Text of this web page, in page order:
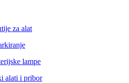
za alat
lampe
alati i pribor